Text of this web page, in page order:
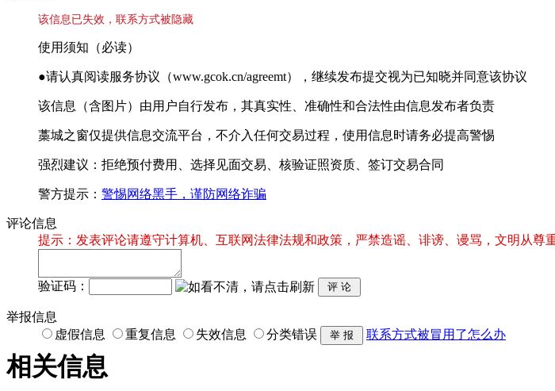
该信息已失效，联系方式被隐藏
使用须知（必读）
●请认真阅读服务协议（www.gcok.cn/agreemt），继续发布提交视为已知晓并同意该协议
该信息（含图片）由用户自行发布，其真实性、准确性和合法性由信息发布者负责
藁城之窗仅提供信息交流平台，不介入任何交易过程，使用信息时请务必提高警惕
强烈建议：拒绝预付费用、选择见面交易、核验证照资质、签订交易合同
警方提示： 警惕网络黑手，谨防网络诈骗
评论信息
提示：发表评论请遵守计算机、互联网法律法规和政策，严禁造谣、诽谤、谩骂，文明从尊
验证码：
举报信息
虚假信息
重复信息 失效信息 分类错误 联系方式被冒用了怎么办
相关信息